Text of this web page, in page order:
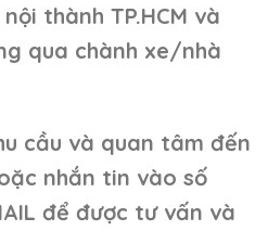
thành TP.HCM và
qua chành xe/nhà
cầu và quan tâm đến
nhắn tin vào số
để được tư vấn và